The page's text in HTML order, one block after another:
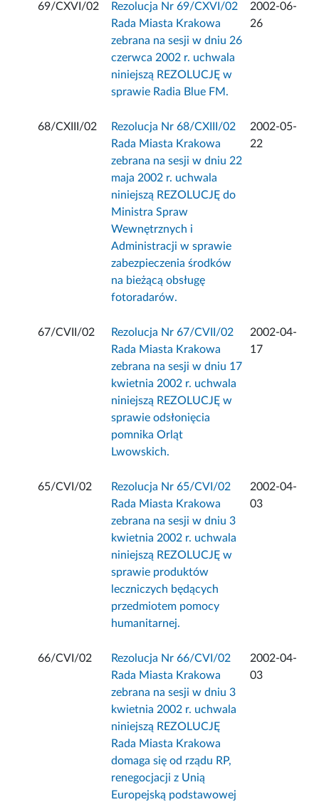
69/CXVI/02
Rezolucja Nr 69/CXVI/02
Rada Miasta Krakowa
zebrana na sesji w dniu 26
czerwca 2002 r. uchwala
niniejszą REZOLUCJĘ w
sprawie Radia Blue FM.
2002-06-
26
68/CXIII/02
Rezolucja Nr 68/CXIII/02
Rada Miasta Krakowa
zebrana na sesji w dniu 22
maja 2002 r. uchwala
niniejszą REZOLUCJĘ do
Ministra Spraw
Wewnętrznych i
Administracji w sprawie
zabezpieczenia środków
na bieżącą obsługę
fotoradarów.
2002-05-
22
67/CVII/02
Rezolucja Nr 67/CVII/02
Rada Miasta Krakowa
zebrana na sesji w dniu 17
kwietnia 2002 r. uchwala
niniejszą REZOLUCJĘ w
sprawie odsłonięcia
pomnika Orląt
Lwowskich.
2002-04-
17
65/CVI/02
Rezolucja Nr 65/CVI/02
Rada Miasta Krakowa
zebrana na sesji w dniu 3
kwietnia 2002 r. uchwala
niniejszą REZOLUCJĘ w
sprawie produktów
leczniczych będących
przedmiotem pomocy
humanitarnej.
2002-04-
03
66/CVI/02
Rezolucja Nr 66/CVI/02
Rada Miasta Krakowa
zebrana na sesji w dniu 3
kwietnia 2002 r. uchwala
niniejszą REZOLUCJĘ
Rada Miasta Krakowa
domaga się od rządu RP,
renegocjacji z Unią
Europejską podstawowej
2002-04-
03